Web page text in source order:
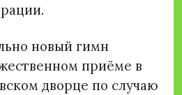
новый гимн
приёме в
дворце по случаю